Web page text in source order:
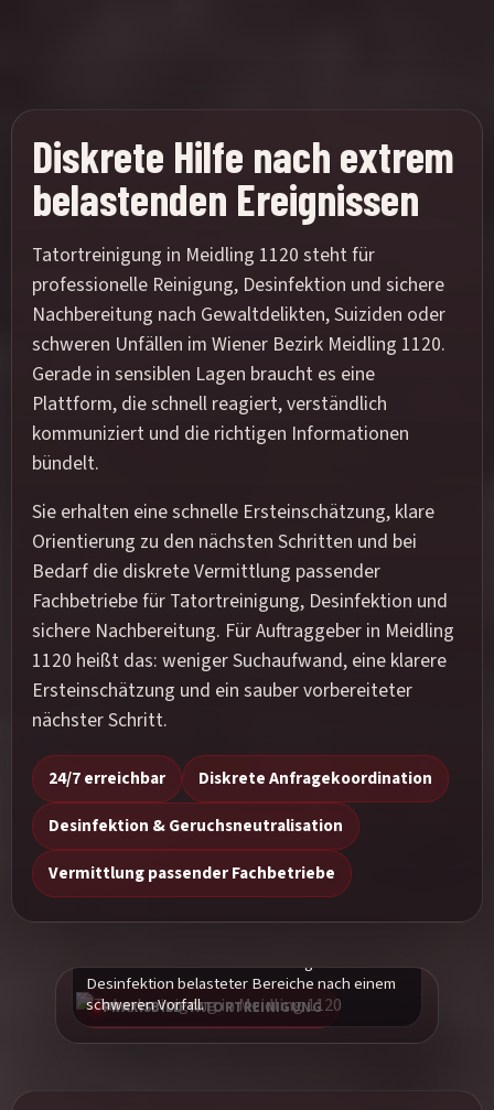
Diskrete Hilfe nach extrem
belastenden Ereignissen
Tatortreinigung in Meidling 1120 steht für
professionelle Reinigung, Desinfektion und sichere
Nachbereitung nach Gewaltdelikten, Suiziden oder
schweren Unfällen im Wiener Bezirk Meidling 1120.
Gerade in sensiblen Lagen braucht es eine
Plattform, die schnell reagiert, verständlich
kommuniziert und die richtigen Informationen
bündelt.
Sie erhalten eine schnelle Ersteinschätzung, klare
Orientierung zu den nächsten Schritten und bei
Bedarf die diskrete Vermittlung passender
Fachbetriebe für Tatortreinigung, Desinfektion und
sichere Nachbereitung. Für Auftraggeber in Meidling
1120 heißt das: weniger Suchaufwand, eine klarere
Ersteinschätzung und ein sauber vorbereiteter
nächster Schritt.
24/7 erreichbar
Diskrete Anfragekoordination
Desinfektion & Geruchsneutralisation
Vermittlung passender Fachbetriebe
PRAXISBILD TATORTREINIGUNG
Praxisnahes Einsatzbild zur fachgerechten
Desinfektion belasteter Bereiche nach einem
schweren Vorfall.